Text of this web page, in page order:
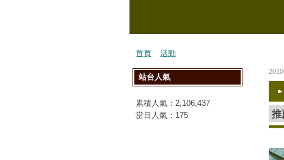
首頁 活動
推
站台人氣
累積人氣： 2,106,437
當日人氣： 175